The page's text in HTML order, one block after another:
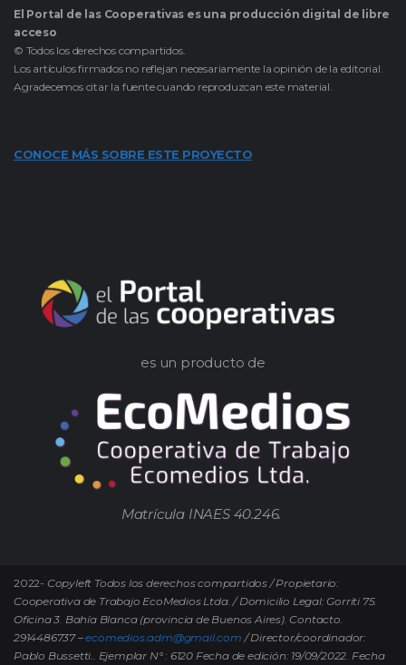
El Portal de las Cooperativas es una producción digital de libre
acceso
© Todos los derechos compartidos.
Los artículos firmados no reflejan necesariamente la opinión de la editorial.
Agradecemos citar la fuente cuando reproduzcan este material.
CONOCE MÁS SOBRE ESTE PROYECTO
es un producto de
Matrícula INAES 40.246.
2022- Copyleft Todos los derechos compartidos / Propietario:
Cooperativa de Trabajo EcoMedios Ltda. / Domicilio Legal: Gorriti 75.
Oficina 3. Bahía Blanca (provincia de Buenos Aires). Contacto.
2914486737 –ecomedios.adm@gmail.com / Director/coordinador:
Pablo Bussetti.. Ejemplar N° : 6120 Fecha de edición: 19/09/2022. Fecha